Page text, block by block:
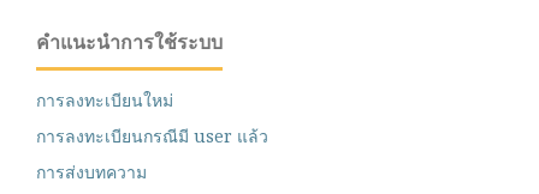
คำแนะนำการใช้ระบบ
การลงทะเบียนใหม่
การลงทะเบียนกรณีมี user แล้ว
การส่งบทความ